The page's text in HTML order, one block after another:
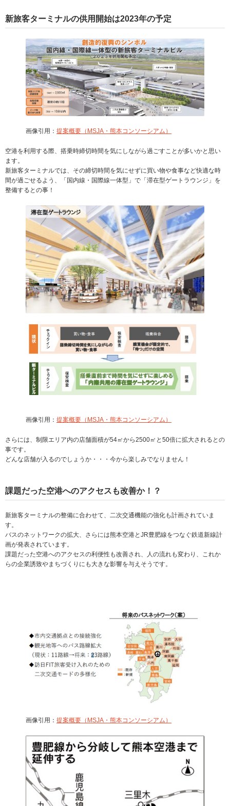
新旅客ターミナルの供用開始は2023年の予定
画像引用： 提案概要（MSJA・熊本コンソーシアム）
空港を利用する際、搭乗時締切時間を気にしながら過ごすことが多いかと思い
ます。
新旅客ターミナルでは、その締切時間を気にせずに買い物や食事など快適な時
間が過ごせるよう、「国内線・国際線一体型」で「滞在型ゲートラウンジ」を
整備するとの事！
画像引用： 提案概要（MSJA・熊本コンソーシアム）
さらには、制限エリア内の店舗面積が54㎡から2500㎡と50倍に拡大されるとの
事です。
どんな店舗が入るのでしょうか・・・今から楽しみでなりません！
課題だった空港へのアクセスも改善か！？
新旅客ターミナルの整備に合わせて、二次交通機能の強化も計画されていま
す。
バスのネットワークの拡大、さらには熊本空港とJR豊肥線をつなぐ鉄道新線計
画が発表されています。
課題だった空港へのアクセスの利便性も改善され、人の流れも変わり、これか
らの企業誘致やまちづくりにも大きな影響を与えそうです。
画像引用： 提案概要（MSJA・熊本コンソーシアム）